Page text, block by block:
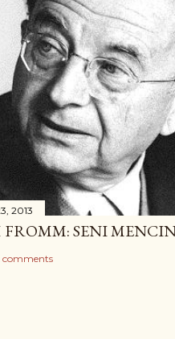
2013
FROMM: SENI
comments